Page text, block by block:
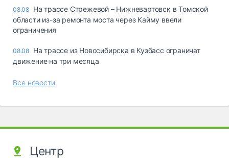
08.08 На трассе Стрежевой – Нижневартовск в Томской
области из-за ремонта моста через Кайму ввели
ограничения
08.08 На трассе из Новосибирска в Кузбасс ограничат
движение на три месяца
Все новости
Центр